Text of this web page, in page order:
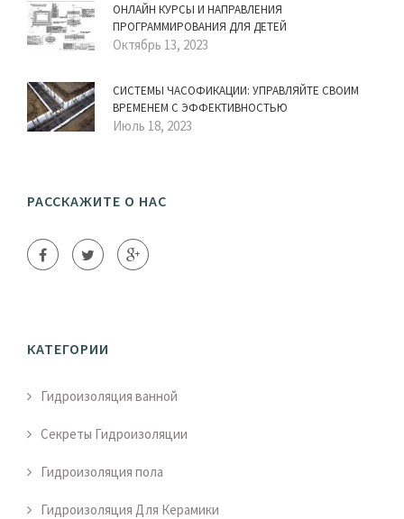
ОНЛАЙН КУРСЫ И НАПРАВЛЕНИЯ
ПРОГРАММИРОВАНИЯ ДЛЯ ДЕТЕЙ
Октябрь 13, 2023
СИСТЕМЫ ЧАСОФИКАЦИИ: УПРАВЛЯЙТЕ СВОИМ
ВРЕМЕНЕМ С ЭФФЕКТИВНОСТЬЮ
Июль 18, 2023
РАССКАЖИТЕ О НАС
КАТЕГОРИИ
Гидроизоляция ванной
Секреты Гидроизоляции
Гидроизоляция пола
Гидроизоляция Для Керамики